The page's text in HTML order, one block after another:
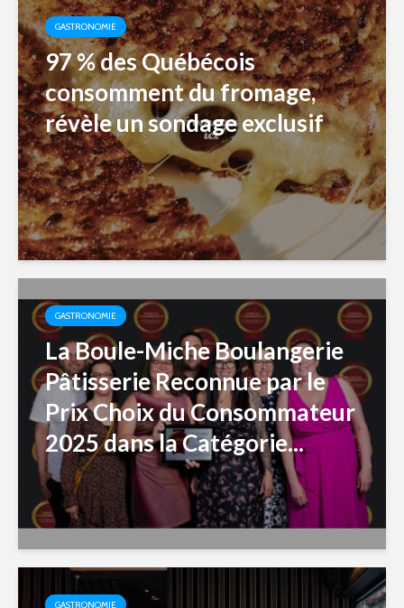
GASTRONOMIE
97 % des Québécois
consomment du fromage,
révèle un sondage exclusif
GASTRONOMIE
La Boule-Miche Boulangerie
Pâtisserie Reconnue par le
Prix Choix du Consommateur
2025 dans la Catégorie...
GASTRONOMIE